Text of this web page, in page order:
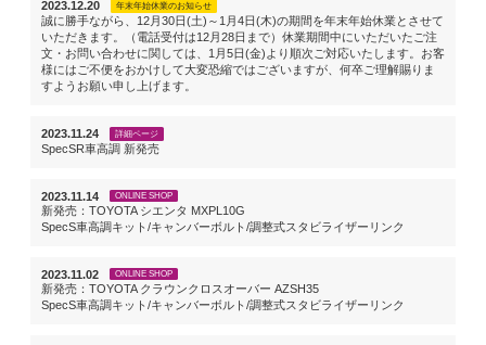
2023.12.20 年末年始休業のお知らせ
誠に勝手ながら、12月30日(土)～1月4日(木)の期間を年末年始休業とさせて
いただきます。（電話受付は12月28日まで）休業期間中にいただいたご注
文・お問い合わせに関しては、1月5日(金)より順次ご対応いたします。お客
様にはご不便をおかけして大変恐縮ではございますが、何卒ご理解賜りま
すようお願い申し上げます。
2023.11.24 詳細ページ
SpecSR車高調 新発売
2023.11.14 ONLINE SHOP
新発売：TOYOTA シエンタ MXPL10G
SpecS車高調キット/キャンバーボルト/調整式スタビライザーリンク
2023.11.02 ONLINE SHOP
新発売：TOYOTA クラウンクロスオーバー AZSH35
SpecS車高調キット/キャンバーボルト/調整式スタビライザーリンク